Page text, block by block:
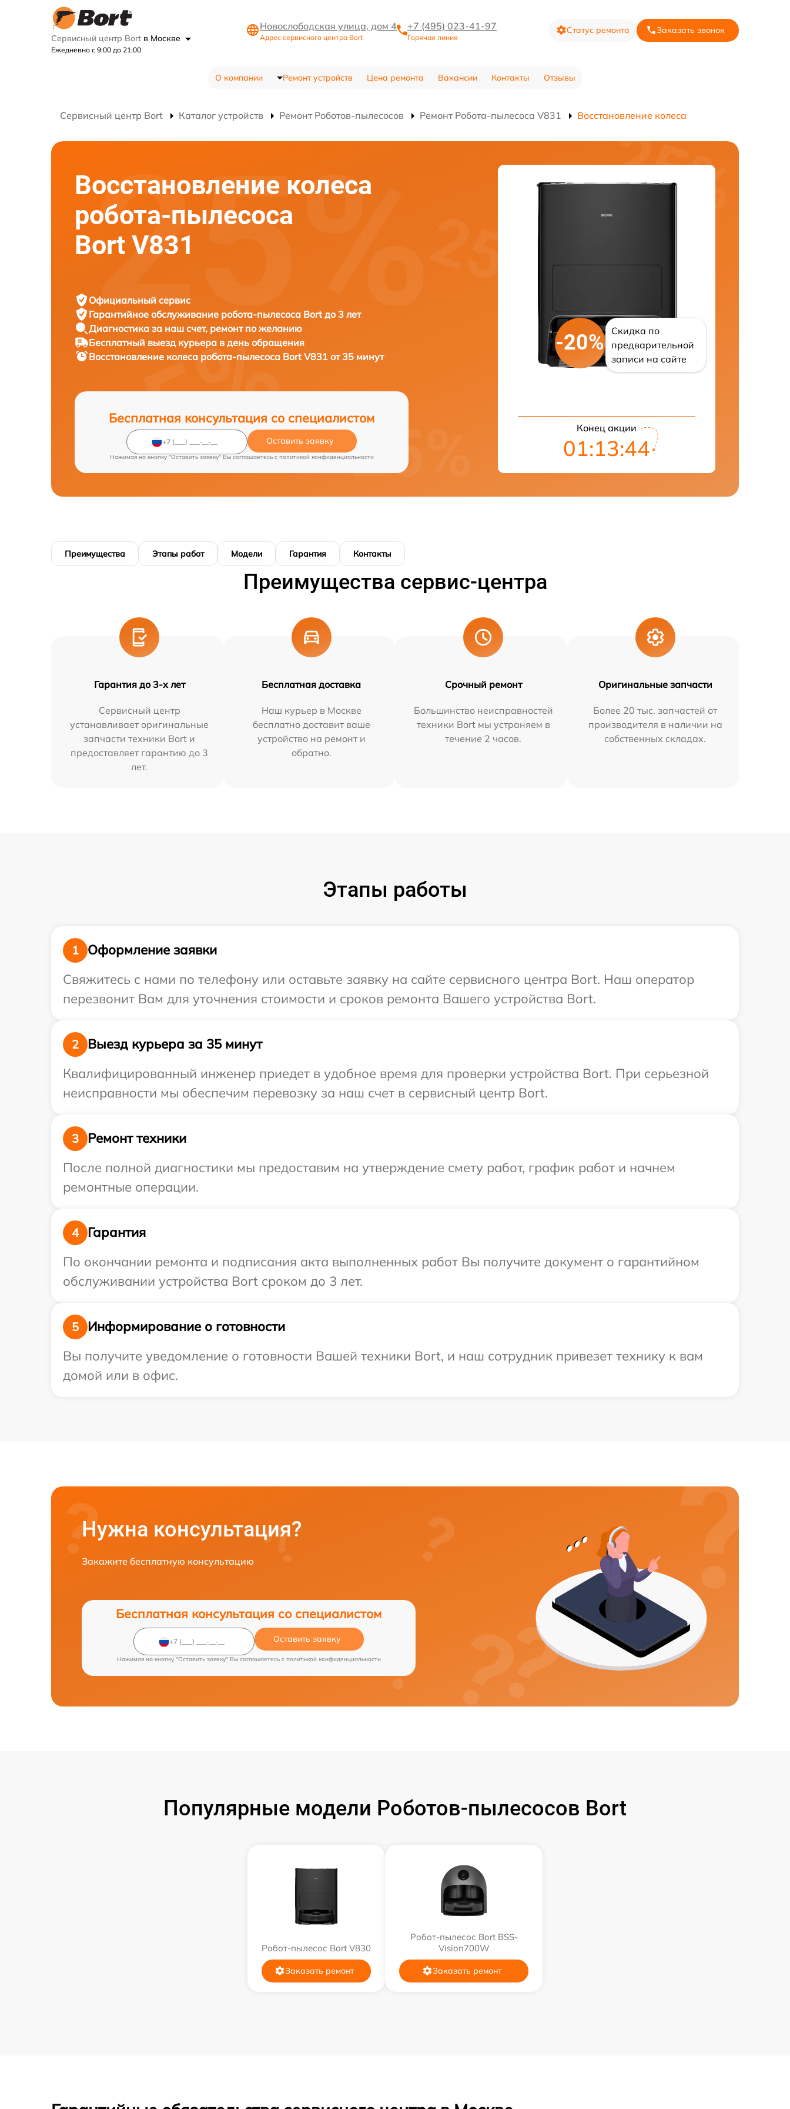
Сервисный центр Bort в Москве
Ежедневно с 9:00 до 21:00
Новослободская улица, дом 4
Адрес сервисного центра Bort
+7 (495) 023-41-97
Горячая линия
Статус ремонта Заказать звонок
О компании Ремонт устройств Цена ремонта Вакансии Контакты Отзывы
Сервисный центр Bort Каталог устройств Ремонт Роботов-пылесосов Ремонт Робота-пылесоса V831 Восстановление колеса
Восстановление колеса
робота-пылесоса
Bort V831
Официальный сервис
Гарантийное обслуживание робота-пылесоса Bort до 3 лет
Диагностика за наш счет, ремонт по желанию
Бесплатный выезд курьера в день обращения
Восстановление колеса робота-пылесоса Bort V831 от 35 минут
Бесплатная консультация со специалистом
Оставить заявку
Нажимая на кнопку "Оставить заявку" Вы соглашаетесь c политикой конфиденциальности
-20%
Скидка по
предварительной
записи на сайте
Конец акции
01:13:43
Преимущества Этапы работ Модели Гарантия Контакты
Преимущества сервис-центра
Гарантия до 3-х лет
Сервисный центр
устанавливает оригинальные
запчасти техники Bort и
предоставляет гарантию до 3
лет.
Бесплатная доставка
Наш курьер в Москве
бесплатно доставит ваше
устройство на ремонт и
обратно.
Срочный ремонт
Большинство неисправностей
техники Bort мы устраняем в
течение 2 часов.
Оригинальные запчасти
Более 20 тыс. запчастей от
производителя в наличии на
собственных складах.
Этапы работы
1
Оформление заявки
Свяжитесь с нами по телефону или оставьте заявку на сайте сервисного центра Bort. Наш оператор
перезвонит Вам для уточнения стоимости и сроков ремонта Вашего устройства Bort.
2
Выезд курьера за 35 минут
Квалифицированный инженер приедет в удобное время для проверки устройства Bort. При серьезной
неисправности мы обеспечим перевозку за наш счет в сервисный центр Bort.
3
Ремонт техники
После полной диагностики мы предоставим на утверждение смету работ, график работ и начнем
ремонтные операции.
4
Гарантия
По окончании ремонта и подписания акта выполненных работ Вы получите документ о гарантийном
обслуживании устройства Bort сроком до 3 лет.
5
Информирование о готовности
Вы получите уведомление о готовности Вашей техники Bort, и наш сотрудник привезет технику к вам
домой или в офис.
Нужна консультация?
Закажите бесплатную консультацию
Бесплатная консультация со специалистом
Оставить заявку
Нажимая на кнопку "Оставить заявку" Вы соглашаетесь c политикой конфиденциальности
Популярные модели Роботов-пылесосов Bort
Робот-пылесос Bort V830
Заказать ремонт
Робот-пылесос Bort BSS-
Vision700W
Заказать ремонт